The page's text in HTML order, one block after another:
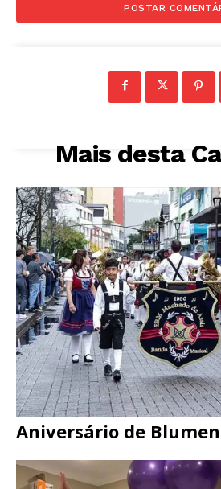
Mais desta
Aniversário de